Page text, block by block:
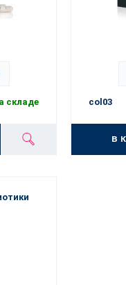
складе col03
в